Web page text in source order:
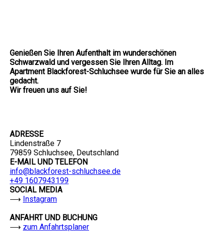
Genießen Sie Ihren Aufenthalt im wunderschönen
Schwarzwald und vergessen Sie Ihren Alltag. Im
Apartment Blackforest-Schluchsee wurde für Sie an alles
gedacht.
Wir freuen uns auf Sie!
ADRESSE
Lindenstraße 7
79859 Schluchsee, Deutschland
E-MAIL UND TELEFON
info@blackforest-schluchsee.de
+49 1607943199
SOCIAL MEDIA
⟶ Instagram
ANFAHRT UND BUCHUNG
⟶ zum Anfahrtsplaner